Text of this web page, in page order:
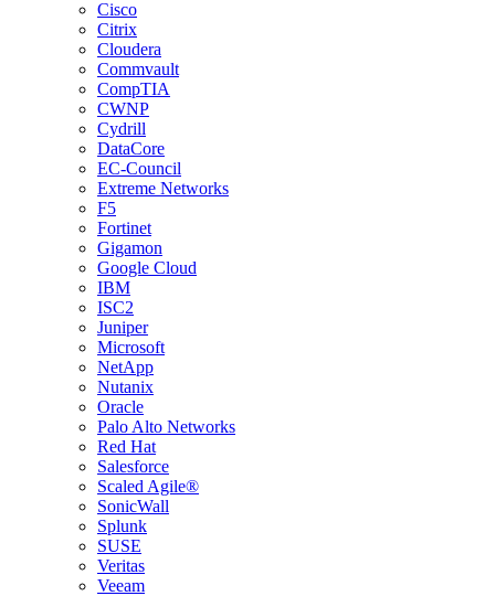
Cisco
Citrix
Cloudera
Commvault
CompTIA
CWNP
Cydrill
DataCore
EC-Council
Extreme Networks
F5
Fortinet
Gigamon
Google Cloud
IBM
ISC2
Juniper
Microsoft
NetApp
Nutanix
Oracle
Palo Alto Networks
Red Hat
Salesforce
Scaled Agile®
SonicWall
Splunk
SUSE
Veritas
Veeam